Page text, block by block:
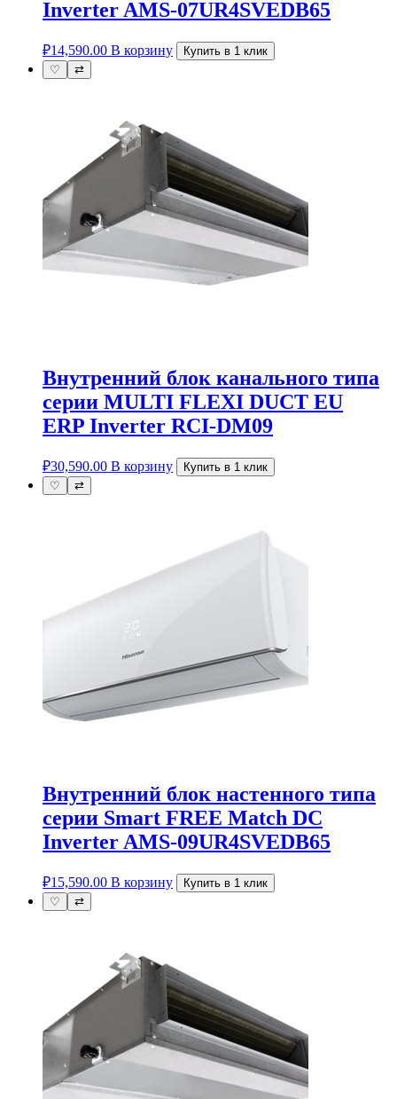
Inverter AMS-07UR4SVEDB65
₽14,590.00 В корзину
Купить в 1 клик
♡
⇄
Внутренний блок канального типа
серии MULTI FLEXI DUCT EU
ERP Inverter RCI-DM09
₽30,590.00 В корзину
Купить в 1 клик
♡
⇄
Внутренний блок настенного типа
серии Smart FREE Match DC
Inverter AMS-09UR4SVEDB65
₽15,590.00 В корзину
Купить в 1 клик
♡
⇄